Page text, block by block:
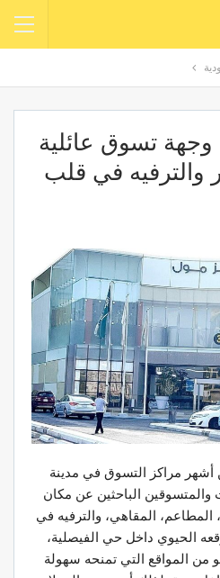
تسوق عائلية
والترفيه في قلب
أشهر مراكز التسوق في مدينة
والمتسوقين الباحثين عن مكان
المطاعم، المقاهي، والترفيه في
الحيوي داخل حي الفيصلية،
من المواقع التي تمنحه سهولة